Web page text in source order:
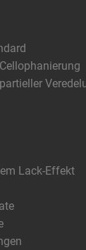
Lack-Effekt